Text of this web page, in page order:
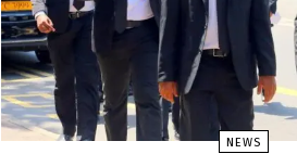
NEWS